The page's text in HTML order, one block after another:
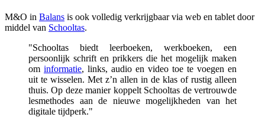
M&O in Balans is ook volledig verkrijgbaar via web en tablet door
middel van Schooltas.
"Schooltas biedt leerboeken, werkboeken, een
persoonlijk schrift en prikkers die het mogelijk maken
om informatie, links, audio en video toe te voegen en
uit te wisselen. Met z’n allen in de klas of rustig alleen
thuis. Op deze manier koppelt Schooltas de vertrouwde
lesmethodes aan de nieuwe mogelijkheden van het
digitale tijdperk."